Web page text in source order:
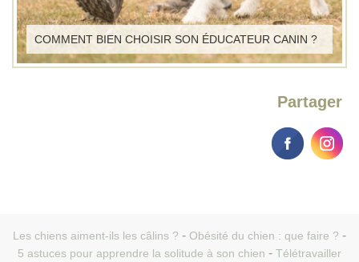
COMMENT BIEN CHOISIR SON ÉDUCATEUR CANIN ?
Partager
Les chiens aiment-ils les câlins ?
Obésité du chien : que faire ?
5 astuces pour apprendre la solitude à son chien
Télétravailler